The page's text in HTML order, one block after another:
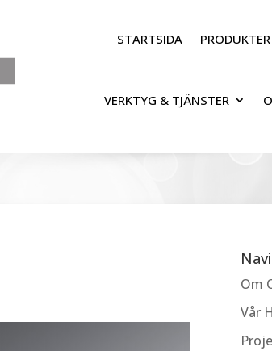
STARTSIDA PRODUKTER
VERKTYG & TJÄNSTER
Om
Vår